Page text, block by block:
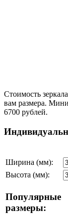
Стоимость
вам размера.
6700 рублей.
Ширина (мм):
Высота (мм):
Популярные
размеры: